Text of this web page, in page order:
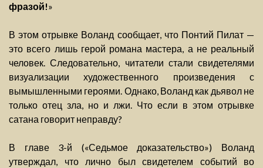
фразой!»
В этом отрывке Воланд сообщает, что Понтий Пилат —
это всего лишь герой романа мастера, а не реальный
человек. Следовательно, читатели стали свидетелями
визуализации художественного произведения с
вымышленными героями. Однако, Воланд как дьявол не
только отец зла, но и лжи. Что если в этом отрывке
сатана говорит неправду?
В главе 3-й («Седьмое доказательство») Воланд
утверждал, что лично был свидетелем событий во